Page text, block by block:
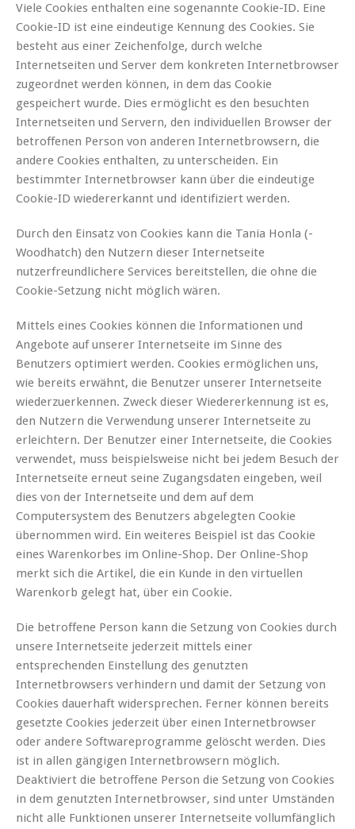
Viele Cookies enthalten eine sogenannte Cookie-ID. Eine
Cookie-ID ist eine eindeutige Kennung des Cookies. Sie
besteht aus einer Zeichenfolge, durch welche
Internetseiten und Server dem konkreten Internetbrowser
zugeordnet werden können, in dem das Cookie
gespeichert wurde. Dies ermöglicht es den besuchten
Internetseiten und Servern, den individuellen Browser der
betroffenen Person von anderen Internetbrowsern, die
andere Cookies enthalten, zu unterscheiden. Ein
bestimmter Internetbrowser kann über die eindeutige
Cookie-ID wiedererkannt und identifiziert werden.
Durch den Einsatz von Cookies kann die Tania Honla (-
Woodhatch) den Nutzern dieser Internetseite
nutzerfreundlichere Services bereitstellen, die ohne die
Cookie-Setzung nicht möglich wären.
Mittels eines Cookies können die Informationen und
Angebote auf unserer Internetseite im Sinne des
Benutzers optimiert werden. Cookies ermöglichen uns,
wie bereits erwähnt, die Benutzer unserer Internetseite
wiederzuerkennen. Zweck dieser Wiedererkennung ist es,
den Nutzern die Verwendung unserer Internetseite zu
erleichtern. Der Benutzer einer Internetseite, die Cookies
verwendet, muss beispielsweise nicht bei jedem Besuch der
Internetseite erneut seine Zugangsdaten eingeben, weil
dies von der Internetseite und dem auf dem
Computersystem des Benutzers abgelegten Cookie
übernommen wird. Ein weiteres Beispiel ist das Cookie
eines Warenkorbes im Online-Shop. Der Online-Shop
merkt sich die Artikel, die ein Kunde in den virtuellen
Warenkorb gelegt hat, über ein Cookie.
Die betroffene Person kann die Setzung von Cookies durch
unsere Internetseite jederzeit mittels einer
entsprechenden Einstellung des genutzten
Internetbrowsers verhindern und damit der Setzung von
Cookies dauerhaft widersprechen. Ferner können bereits
gesetzte Cookies jederzeit über einen Internetbrowser
oder andere Softwareprogramme gelöscht werden. Dies
ist in allen gängigen Internetbrowsern möglich.
Deaktiviert die betroffene Person die Setzung von Cookies
in dem genutzten Internetbrowser, sind unter Umständen
nicht alle Funktionen unserer Internetseite vollumfänglich